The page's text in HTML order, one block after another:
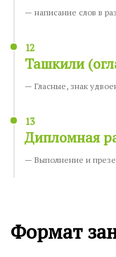
— написание слов в
12
Ташкили
— Гласные, знак
13
Дипломная
— Выполнение и
Формат